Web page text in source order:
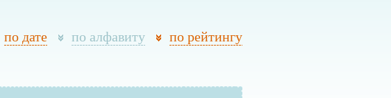
по дате по алфавиту по рейтингу